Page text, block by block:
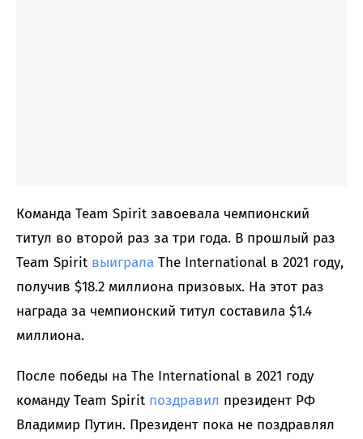
Команда Team Spirit завоевала чемпионский
титул во второй раз за три года. В прошлый раз
Team Spirit выиграла The International в 2021 году,
получив $18.2 миллиона призовых. На этот раз
награда за чемпионский титул составила $1.4
миллиона.
После победы на The International в 2021 году
команду Team Spirit поздравил президент РФ
Владимир Путин. Президент пока не поздравлял